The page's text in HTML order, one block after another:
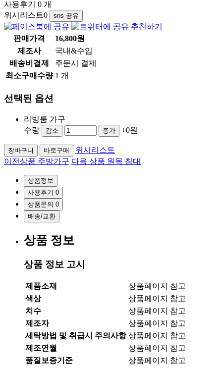
사용후기 0 개
위시리스트0 sns 공유
추천하기
판매가격
16,800원
제조사
국내&수입
배송비결제
주문시 결제
최소구매수량 1 개
선택된 옵션
리빙룸 가구
수량
감소 증가 +0원
장바구니 바로구매
위시리스트
이전상품 주방가구 다음 상품 원목 침대
상품정보
사용후기 0
상품문의 0
배송/교환
상품 정보
상품 정보 고시
제품소재
상품페이지 참고
색상
상품페이지 참고
치수
상품페이지 참고
제조자
상품페이지 참고
세탁방법 및 취급시 주의사항 상품페이지 참고
제조연월
상품페이지 참고
품질보증기준
상품페이지 참고